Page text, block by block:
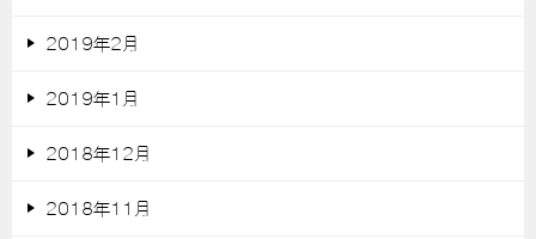
2019年2月
2019年1月
2018年12月
2018年11月